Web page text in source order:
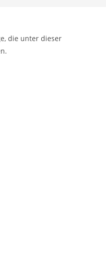
die unter dieser